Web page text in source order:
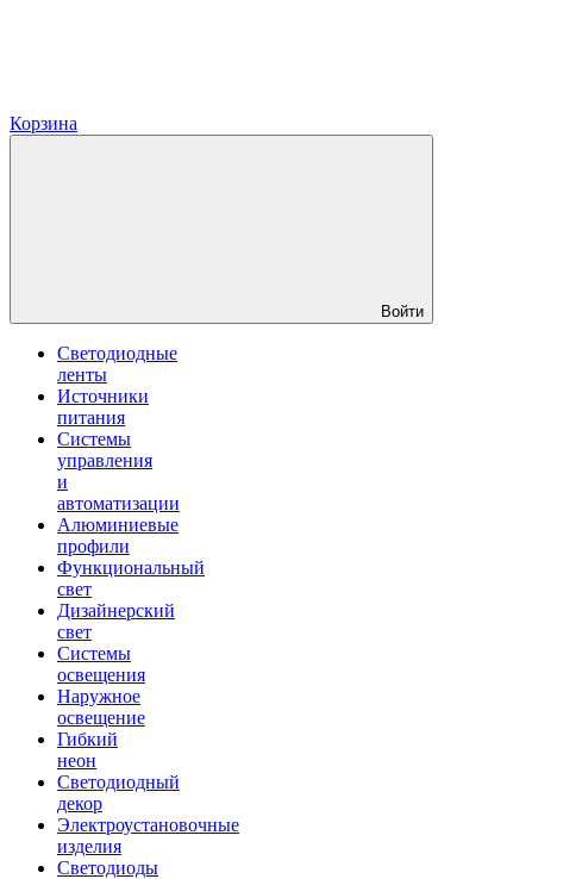
Корзина
Войти
Светодиодные
ленты
Источники
питания
Системы
управления
и
автоматизации
Алюминиевые
профили
Функциональный
свет
Дизайнерский
свет
Системы
освещения
Наружное
освещение
Гибкий
неон
Светодиодный
декор
Электроустановочные
изделия
Светодиоды